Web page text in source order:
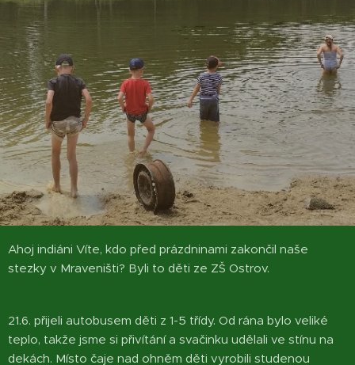
Ahoj indiáni Víte, kdo před prázdninami zakončil naše
stezky v Mraveništi? Byli to děti ze ZŠ Ostrov.
21.6. přijeli autobusem děti z 1-5 třídy. Od rána bylo veliké
teplo, takže jsme si přivítání a svačinku udělali ve stínu na
dekách. Místo čaje nad ohněm děti vyrobili studenou